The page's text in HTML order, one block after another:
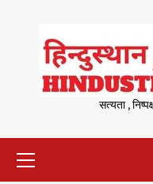
content
सत्यता ,
Menu